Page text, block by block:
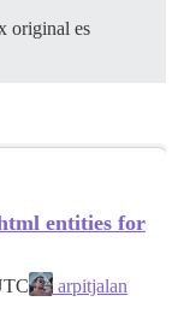
original es
entities for
arpitjalan